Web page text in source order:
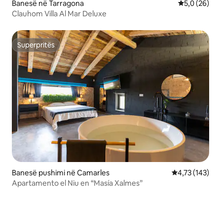
Banesë në Tarragona Vlerësimi
5,0 (26)
Clauhom Villa Al Mar Deluxe
Superpritës
Superpritës
Banesë pushimi në Camarles Vlerësimi
4,73 (143)
Apartamento el Niu en “Masía Xalmes”